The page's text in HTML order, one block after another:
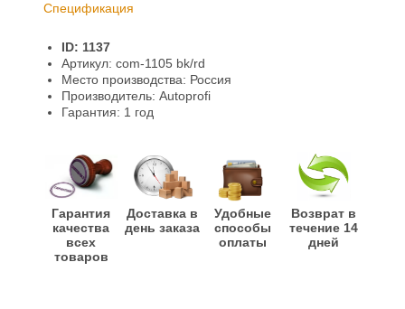
Спецификация
Гарантии и возврат
Информация
ID: 1137
Артикул: com-1105 bk/rd
Место производства: Россия
Производитель: Autoprofi
Гарантия: 1 год
Гарантия
качества
всех
товаров
Доставка в
день заказа
Удобные
способы
оплаты
Возврат в
течение 14
дней